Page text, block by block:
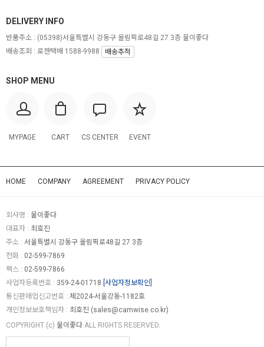
SHOP MENU
MYPAGE CART CS CENTER EVENT
DELIVERY INFO
반품주소 : (05398)서울특별시 강동구 올림픽로48길 27 3층 물이좋다
배송조회 : 로젠택배 1588-9988
배송추적
HOME COMPANY AGREEMENT PRIVACY POLICY
회사명 : 물이좋다
대표자 : 최호진
주소 : 서울특별시 강동구 올림픽로48길 27 3층
전화 : 02-599-7869
팩스 : 02-599-7866
사업자등록번호 : 359-24-01718 [사업자정보확인]
통신판매업신고번호 : 제2024-서울강동-1182호
개인정보보호책임자 : 최호진 (sales@camwise.co.kr)
COPYRIGHT (c) 물이좋다 ALL RIGHTS RESERVED.